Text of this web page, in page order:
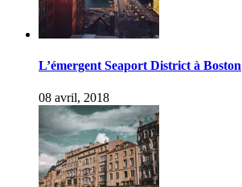
L’émergent Seaport District à Boston
08 avril, 2018